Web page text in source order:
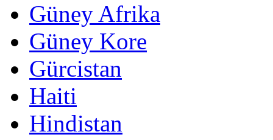
Güney Afrika
Güney Kore
Gürcistan
Haiti
Hindistan